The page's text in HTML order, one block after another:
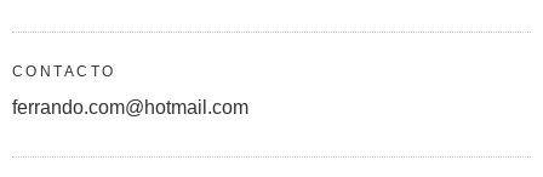
CONTACTO
ferrando.com@hotmail.com